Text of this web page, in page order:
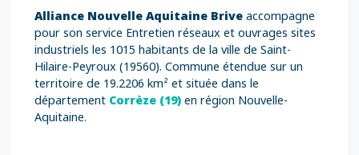
Alliance Nouvelle Aquitaine Brive accompagne
pour son service Entretien réseaux et ouvrages sites
industriels les 1015 habitants de la ville de Saint-
Hilaire-Peyroux (19560). Commune étendue sur un
territoire de 19.2206 km² et située dans le
département Corrèze (19) en région Nouvelle-
Aquitaine.